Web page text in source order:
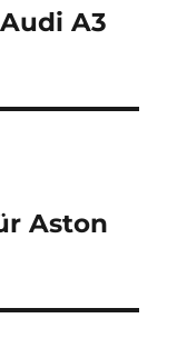
A3
Aston